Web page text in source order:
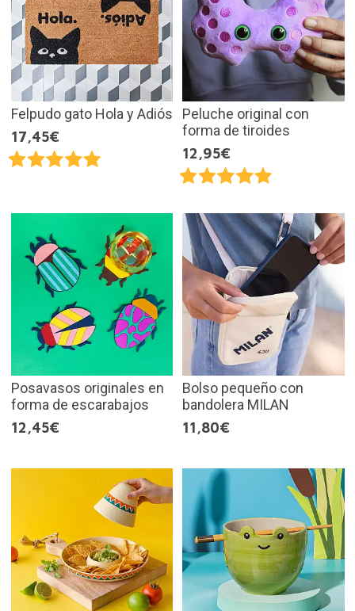
Felpudo gato Hola y Adiós
17,45€
Peluche original con
forma de tiroides
12,95€
Posavasos originales en
forma de escarabajos
12,45€
Bolso pequeño con
bandolera MILAN
11,80€